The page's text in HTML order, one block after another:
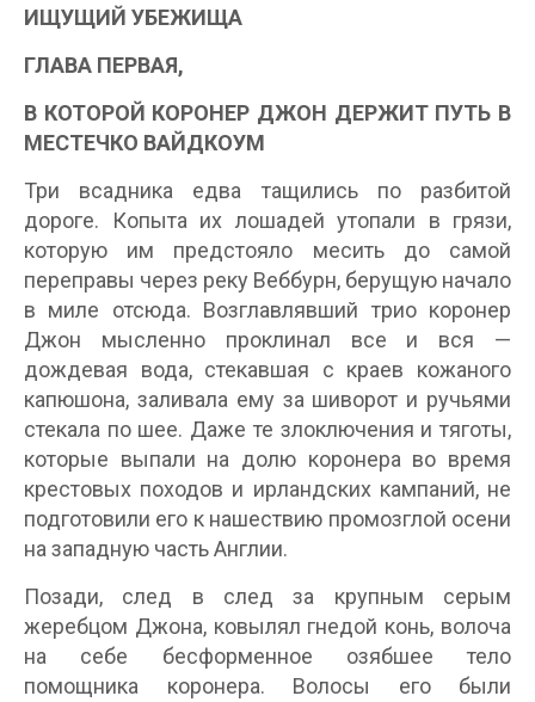
ИЩУЩИЙ УБЕЖИЩА
ГЛАВА ПЕРВАЯ,
В КОТОРОЙ КОРОНЕР ДЖОН ДЕРЖИТ ПУТЬ В
МЕСТЕЧКО ВАЙДКОУМ
Три всадника едва тащились по разбитой
дороге. Копыта их лошадей утопали в грязи,
которую им предстояло месить до самой
переправы через реку Веббурн, берущую начало
в миле отсюда. Возглавлявший трио коронер
Джон мысленно проклинал все и вся —
дождевая вода, стекавшая с краев кожаного
капюшона, заливала ему за шиворот и ручьями
стекала по шее. Даже те злоключения и тяготы,
которые выпали на долю коронера во время
крестовых походов и ирландских кампаний, не
подготовили его к нашествию промозглой осени
на западную часть Англии.
Позади, след в след за крупным серым
жеребцом Джона, ковылял гнедой конь, волоча
на себе бесформенное озябшее тело
помощника коронера. Волосы его были